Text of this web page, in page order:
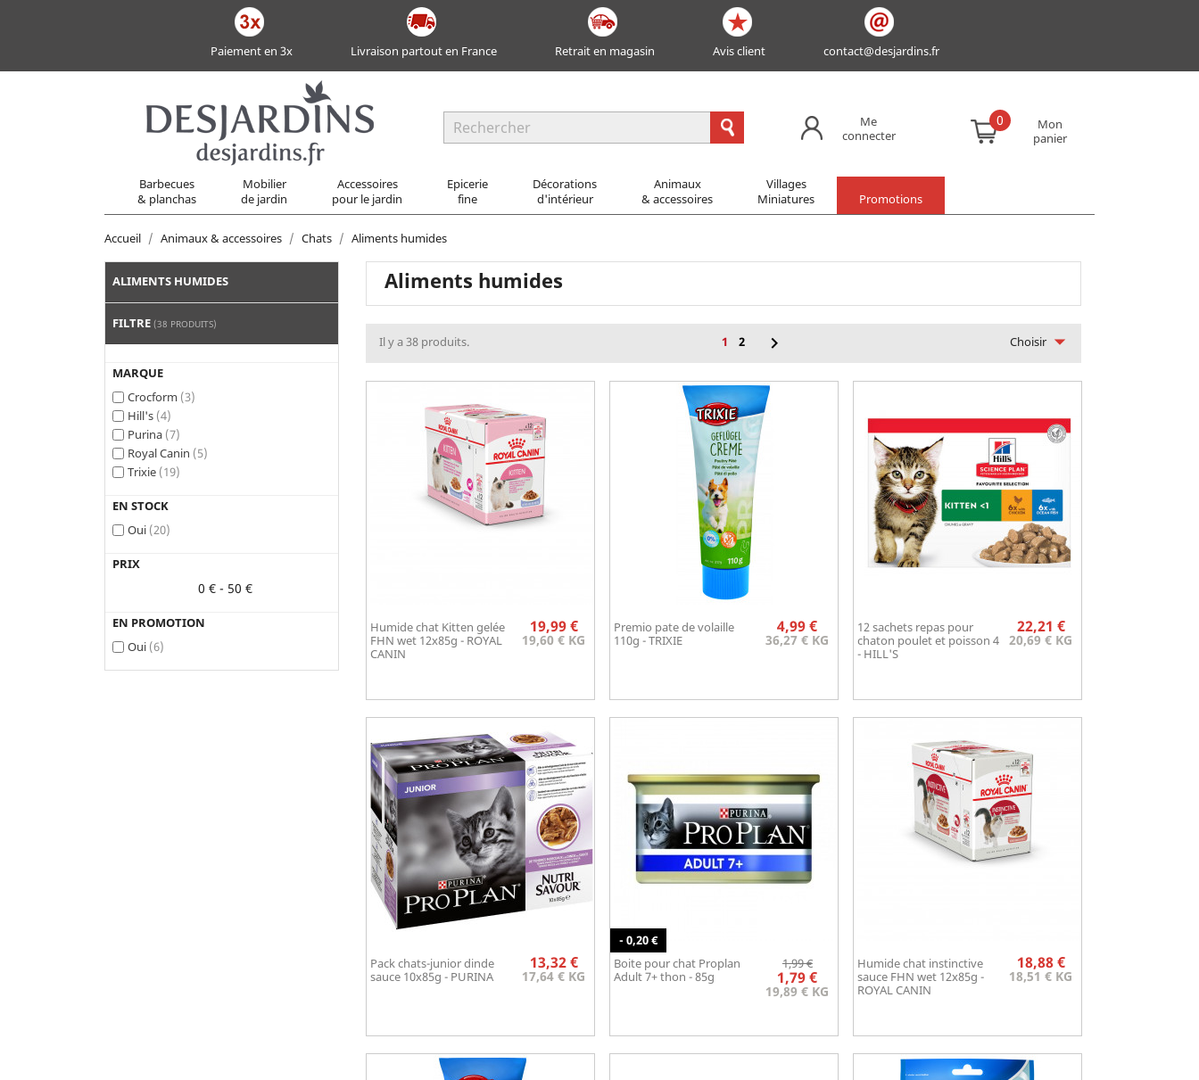
Paiement en 3x Livraison partout en France Retrait en magasin Avis client contact@desjardins.fr
Me
connecter
0
Mon
panier
Barbecues
& planchas
Mobilier
de jardin
Accessoires
pour le jardin
Epicerie
fine
Décorations
d'intérieur
Animaux
& accessoires
Villages
Miniatures
Promotions
Accueil Animaux & accessoires Chats Aliments humides
ALIMENTS HUMIDES
FILTRE (38 PRODUITS)
MARQUE
Crocform (3)
Hill's (4)
Purina (7)
Royal Canin (5)
Trixie (19)
EN STOCK
Oui (20)
PRIX
0 € - 50 €
EN PROMOTION
Oui (6)
Aliments humides
Il y a 38 produits. 1 2  Choisir
Humide chat Kitten gelée
FHN wet 12x85g - ROYAL
CANIN
Prix
19,99 €
19,60 € KG
Aperçu rapide
Premio pate de volaille
110g - TRIXIE
Prix
4,99 €
36,27 € KG
 Aperçu rapide
12 sachets repas pour
chaton poulet et poisson 4
- HILL'S
Prix
22,21 €
20,69 € KG
Aperçu rapide
Pack chats-junior dinde
sauce 10x85g - PURINA
Prix
13,32 €
17,64 € KG
Aperçu rapide
Boite pour chat Proplan
Adult 7+ thon - 85g
Prix
- 0,20 €
Prix
de
base
1,99 €
1,79 €
19,89 € KG
Aperçu rapide
Humide chat instinctive
sauce FHN wet 12x85g -
ROYAL CANIN
Prix
18,88 €
18,51 € KG
Aperçu rapide